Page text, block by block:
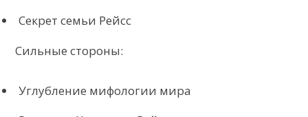
Секрет семьи Рейсс
Сильные стороны:
Углубление мифологии мира